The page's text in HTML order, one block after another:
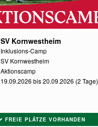
SV Kornwestheim
Inklusions-Camp
SV Kornwestheim
Aktionscamp
19.09.2026 bis 20.09.2026 (2 Tage)
FREIE PLÄTZE VORHANDEN